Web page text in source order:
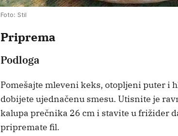
Foto: Stil
Priprema
Podloga
Pomešajte mleveni keks, otopljeni puter i
dobijete ujednačenu smesu. Utisnite je
kalupa prečnika 26 cm i stavite u frižider
pripremate fil.